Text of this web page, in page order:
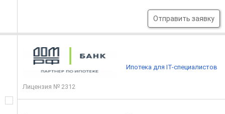
Отправить заявку
Лицензия № 2312
Ипотека для IT-специалистов